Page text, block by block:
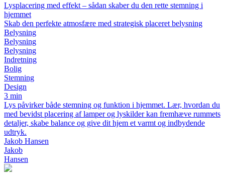
Lysplacering med effekt – sådan skaber du den rette stemning i
hjemmet
Skab den perfekte atmosfære med strategisk placeret belysning
Belysning
Belysning
Belysning
Indretning
Bolig
Stemning
Design
3 min
Lys påvirker både stemning og funktion i hjemmet. Lær, hvordan du
med bevidst placering af lamper og lyskilder kan fremhæve rummets
detaljer, skabe balance og give dit hjem et varmt og indbydende
udtryk.
Jakob Hansen
Jakob
Hansen